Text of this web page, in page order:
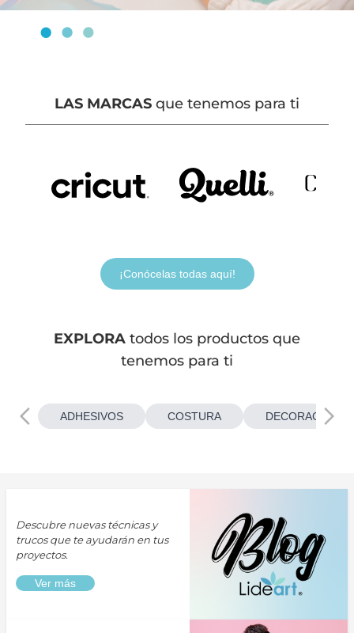
LAS MARCAS que tenemos para ti
¡Conócelas todas aquí!
EXPLORA todos los productos que
tenemos para ti
ADHESIVOS COSTURA
Descubre nuevas técnicas y
trucos que te ayudarán en tus
proyectos.
Ver más